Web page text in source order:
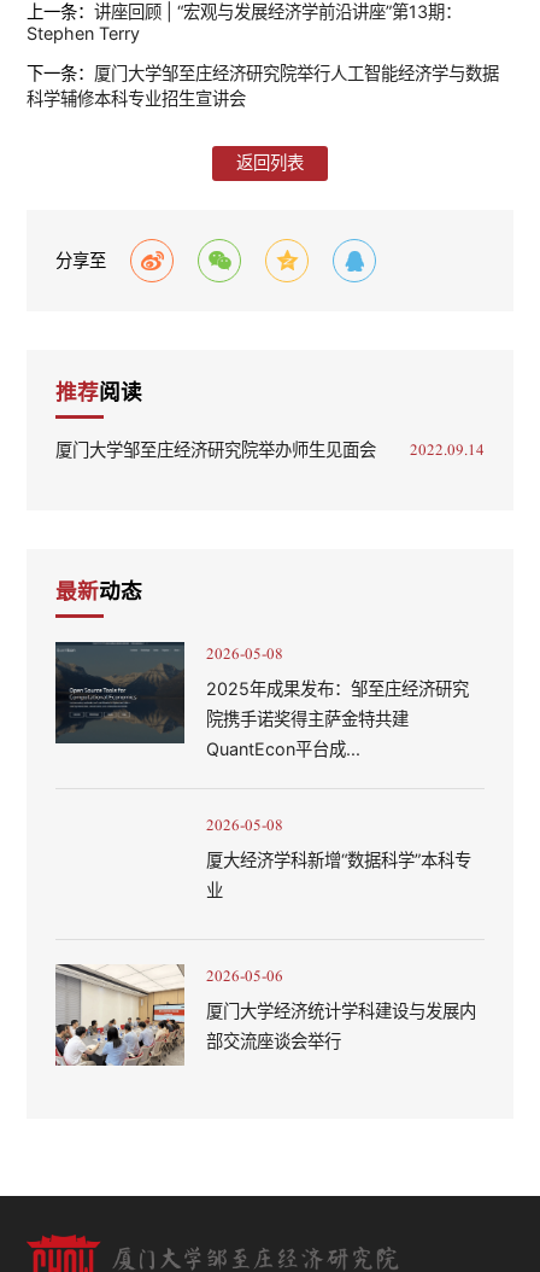
上一条：讲座回顾 | “宏观与发展经济学前沿讲座”第13期：
Stephen Terry
下一条： 厦门大学邹至庄经济研究院举行人工智能经济学与数据
科学辅修本科专业招生宣讲会
返回列表
分享至
推荐阅读
厦门大学邹至庄经济研究院举办师生见面会 2022.09.14
最新动态
2026-05-08
2025年成果发布：邹至庄经济研究
院携手诺奖得主萨金特共建
QuantEcon平台成...
2026-05-08
厦大经济学科新增“数据科学”本科专
业
2026-05-06
厦门大学经济统计学科建设与发展内
部交流座谈会举行